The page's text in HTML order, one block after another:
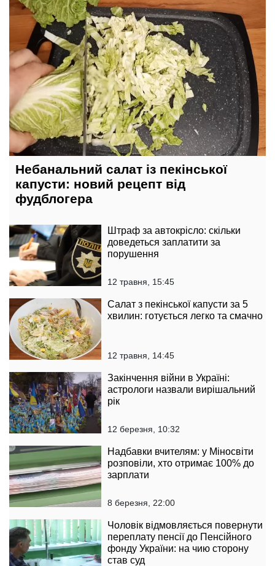
Небанальний салат із пекінської
капусти: новий рецепт від
фудблогера
Штраф за автокрісло: скільки
доведеться заплатити за
порушення
12 травня, 15:45
Салат з пекінської капусти за 5
хвилин: готується легко та смачно
12 травня, 14:45
Закінчення війни в Україні:
астрологи назвали вирішальний
рік
12 березня, 10:32
Надбавки вчителям: у Міносвіти
розповіли, хто отримає 100% до
зарплати
8 березня, 22:00
Чоловік відмовляється повернути
переплату пенсії до Пенсійного
фонду України: на чию сторону
став суд